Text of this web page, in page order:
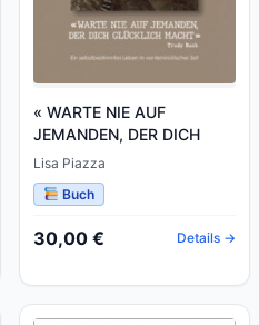
« WARTE NIE AUF
JEMANDEN, DER DICH
GLÜCKLICH MACHT »
Lisa Piazza
Buch
30,00 € Details →